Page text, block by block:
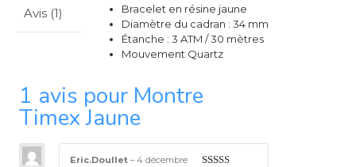
Avis (1)
Bracelet en résine jaune
Diamètre du cadran : 34 mm
Étanche : 3 ATM / 30 mètres
Mouvement Quartz
1 avis pour Montre
Timex Jaune
Eric.Doullet –4 décembre